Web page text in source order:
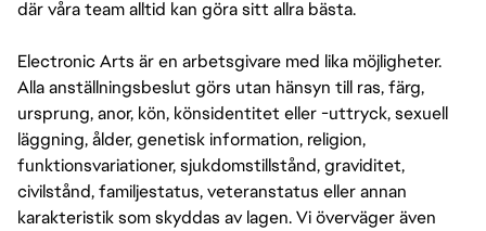
där våra team alltid kan göra sitt allra bästa.
Electronic Arts är en arbetsgivare med lika möjligheter.
Alla anställningsbeslut görs utan hänsyn till ras, färg,
ursprung, anor, kön, könsidentitet eller -uttryck, sexuell
läggning, ålder, genetisk information, religion,
funktionsvariationer, sjukdomstillstånd, graviditet,
civilstånd, familjestatus, veteranstatus eller annan
karakteristik som skyddas av lagen. Vi överväger även